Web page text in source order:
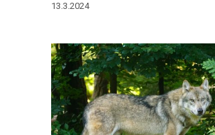
13.3.2024